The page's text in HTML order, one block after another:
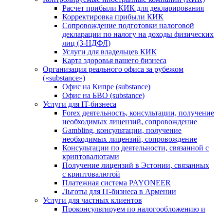
Расчет прибыли КИК для декларирования
Корректировка прибыли КИК
Сопровождение подготовки налоговой
декларации по налогу на доходы физических
лиц (3-НДФЛ)
Услуги для владельцев КИК
Карта здоровья вашего бизнеса
Организация реального офиса за рубежом
(«substance»)
Офис на Кипре (substance)
Офис на БВО (substance)
Услуги для IT-бизнеса
Forex деятельность, консультации, получение
необходимых лицензий, сопровождение
Gambling, консультации, получение
необходимых лицензий, сопровождение
Консультации по деятельности, связанной с
криптовалютами
Получение лицензий в Эстонии, связанных
с криптовалютой
Платежная система PAYONEER
Льготы для IT-бизнеса в Армении
Услуги для частных клиентов
Проконсультируем по налогообложению и